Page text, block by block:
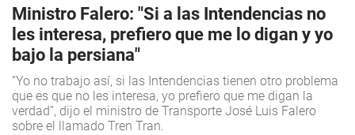
Ministro Falero: "Si a las Intendencias no
les interesa, prefiero que me lo digan y yo
bajo la persiana"
“Yo no trabajo así, si las Intendencias tienen otro problema
que es que no les interesa, yo prefiero que me digan la
verdad”, dijo el ministro de Transporte José Luis Falero
sobre el llamado Tren Tran.